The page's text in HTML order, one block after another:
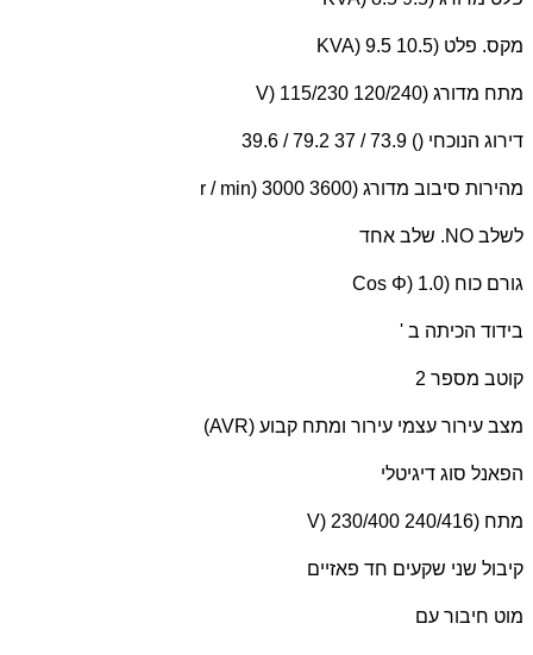
מקס. פלט (KVA) 9.5 10.5
מתח מדורג (V) 115/230 120/240
דירוג הנוכחי () 73.9 / 37 79.2 / 39.6
מהירות סיבוב מדורג (r / min) 3000 3600
לשלב NO. שלב אחד
גורם כוח (Cos Φ) 1.0
בידוד הכיתה ב '
קוטב מספר 2
מצב עירור עצמי עירור ומתח קבוע (AVR
)
הפאנל סוג דיגיטלי
מתח (V) 230/400 240/416
קיבול שני שקעים חד פאזיים
מוט חיבור עם